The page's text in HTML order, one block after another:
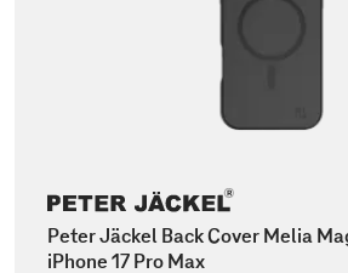
Peter Jäckel Back Cover Melia
iPhone 17 Pro Max